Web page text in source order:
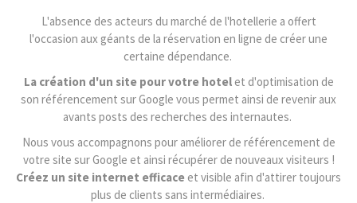
L'absence des acteurs du marché de l'hotellerie a offert
l'occasion aux géants de la réservation en ligne de créer une
certaine dépendance.
La création d'un site pour votre hotelet d'optimisation de
son référencement sur Google vous permet ainsi de revenir aux
avants posts des recherches des internautes.
Nous vous accompagnons pour améliorer de référencement de
votre site sur Google et ainsi récupérer de nouveaux visiteurs !
Créez un site internet efficace et visible afin d'attirer toujours
plus de clients sans intermédiaires.